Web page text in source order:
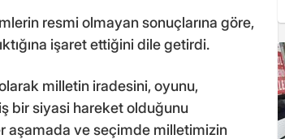
resmi olmayan sonuçlarına göre,
işaret ettiğini dile getirdi.
milletin iradesini, oyunu,
bir siyasi hareket olduğunu
aşamada ve seçimde milletimizin